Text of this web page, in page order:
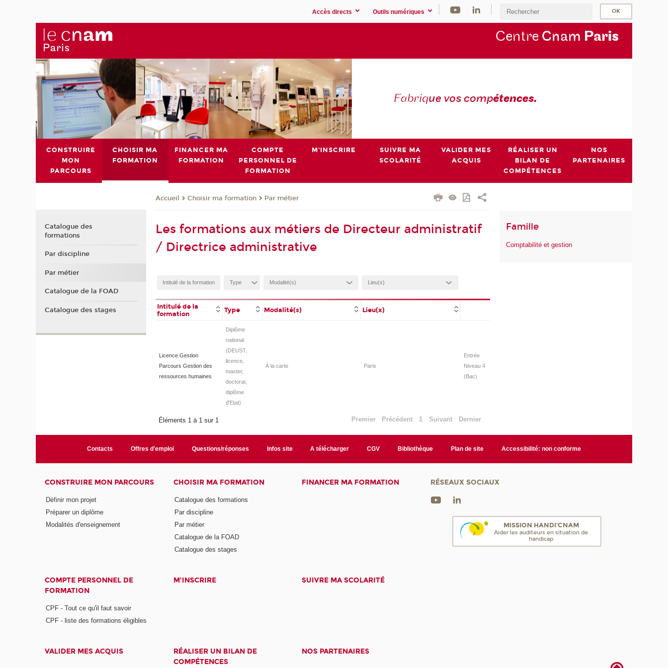
Accès directs Outils numériques
Centre Cnam Paris
Fabrique vos compétences.
CONSTRUIRE
MON
PARCOURS
CHOISIR MA
FORMATION
FINANCER MA
FORMATION
COMPTE
PERSONNEL DE
FORMATION
M'INSCRIRE
SUIVRE MA
SCOLARITÉ
VALIDER MES
ACQUIS
RÉALISER UN
BILAN DE
COMPÉTENCES
NOS
PARTENAIRES
Accueil Choisir ma formation Par métier
Les formations aux métiers de Directeur administratif
/ Directrice administrative
Intitulé de la
formation
Type Modalité(s) Lieu(x)
Licence Gestion
Parcours Gestion des
ressources humaines
Diplôme
national
(DEUST,
licence,
master,
doctorat,
diplôme
d'Etat)
À la carte Paris
Entrée
Niveau 4
(Bac)
Éléments 1 à 1 sur 1 Premier Précédent 1 Suivant Dernier
Famille
Comptabilité et gestion
Catalogue des
formations
Par discipline
Par métier
Catalogue de la FOAD
Catalogue des stages
Contacts Offres d'emploi Questions/réponses Infos site A télécharger CGV Bibliothèque Plan de site Accessibilité: non conforme
CONSTRUIRE MON PARCOURS
Définir mon projet
Préparer un diplôme
Modalités d'enseignement
CHOISIR MA FORMATION
Catalogue des formations
Par discipline
Par métier
Catalogue de la FOAD
Catalogue des stages
FINANCER MA FORMATION
COMPTE PERSONNEL DE
FORMATION
CPF - Tout ce qu'il faut savoir
CPF - liste des formations éligibles
M'INSCRIRE SUIVRE MA SCOLARITÉ
VALIDER MES ACQUIS
RÉALISER UN BILAN DE
COMPÉTENCES
NOS PARTENAIRES
RÉSEAUX SOCIAUX
MISSION HANDI'CNAM
Aider les auditeurs en situation de
handicap